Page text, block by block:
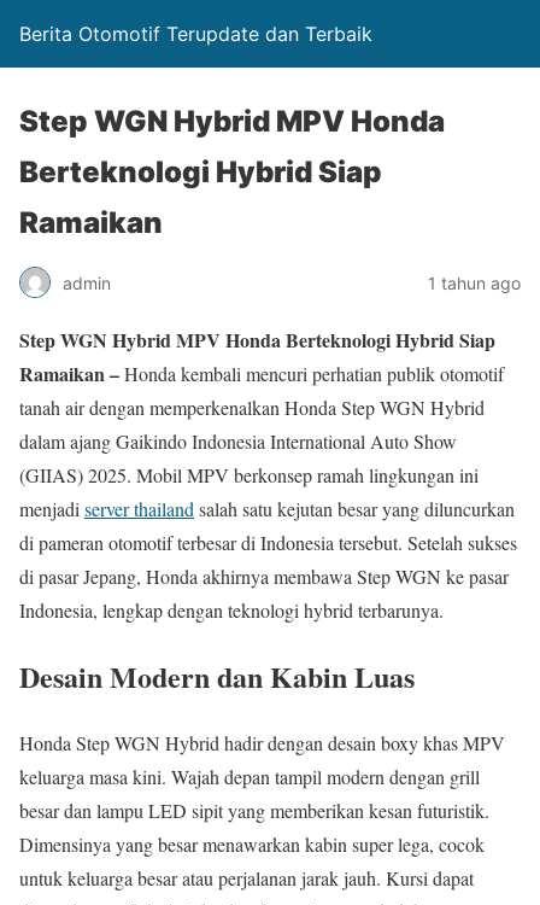
Berita Otomotif Terupdate dan Terbaik
Step WGN Hybrid MPV Honda
Berteknologi Hybrid Siap
Ramaikan
admin 1 tahun ago
Step WGN Hybrid MPV Honda Berteknologi Hybrid Siap
Ramaikan –Honda kembali mencuri perhatian publik otomotif
tanah air dengan memperkenalkan Honda Step WGN Hybrid
dalam ajang Gaikindo Indonesia International Auto Show
(GIIAS) 2025. Mobil MPV berkonsep ramah lingkungan ini
menjadi server thailand salah satu kejutan besar yang diluncurkan
di pameran otomotif terbesar di Indonesia tersebut. Setelah sukses
di pasar Jepang, Honda akhirnya membawa Step WGN ke pasar
Indonesia, lengkap dengan teknologi hybrid terbarunya.
Desain Modern dan Kabin Luas
Honda Step WGN Hybrid hadir dengan desain boxy khas MPV
keluarga masa kini. Wajah depan tampil modern dengan grill
besar dan lampu LED sipit yang memberikan kesan futuristik.
Dimensinya yang besar menawarkan kabin super lega, cocok
untuk keluarga besar atau perjalanan jarak jauh. Kursi dapat